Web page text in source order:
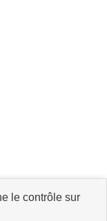
le contrôle sur